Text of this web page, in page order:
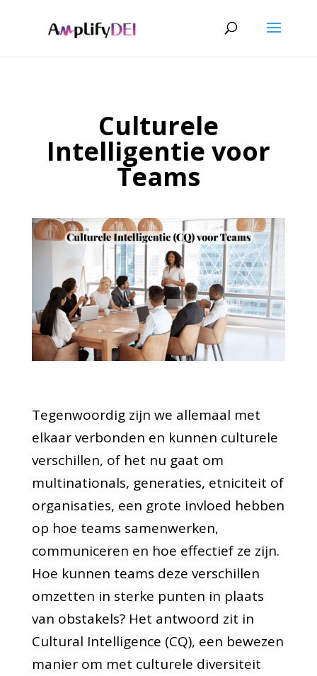
Culturele
Intelligentie voor
Teams
Tegenwoordig zijn we allemaal met
elkaar verbonden en kunnen culturele
verschillen, of het nu gaat om
multinationals, generaties, etniciteit of
organisaties, een grote invloed hebben
op hoe teams samenwerken,
communiceren en hoe effectief ze zijn.
Hoe kunnen teams deze verschillen
omzetten in sterke punten in plaats
van obstakels? Het antwoord zit in
Cultural Intelligence (CQ), een bewezen
manier om met culturele diversiteit